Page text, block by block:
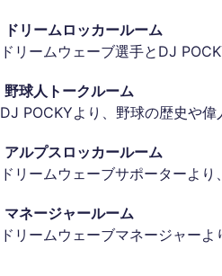
ドリームロッカールーム
ドリームウェーブ選手とDJ
野球人トークルーム
DJ POCKYより、野球の歴史や偉
アルプスロッカールーム
ドリームウェーブサポーターよ
マネージャールーム
ドリームウェーブマネージャー